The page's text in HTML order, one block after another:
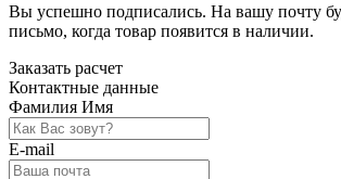
Вы успешно подписались. На вашу почту
письмо, когда товар появится в наличии.
Заказать расчет
Контактные данные
Фамилия Имя
E-mail